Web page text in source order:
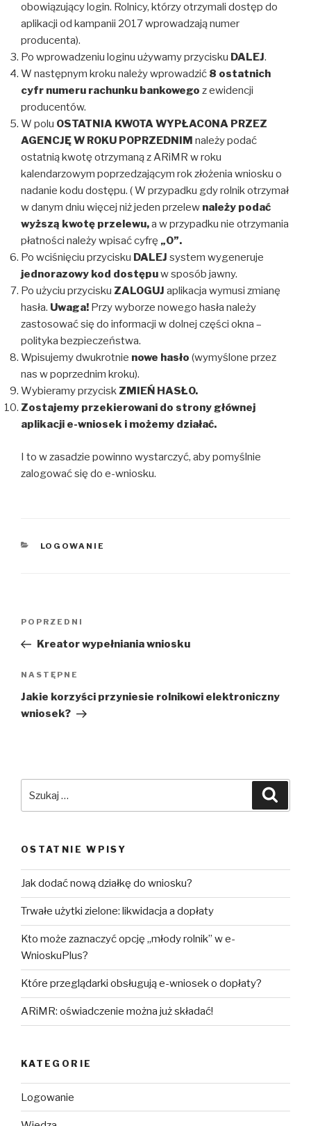
obowiązujący login. Rolnicy, którzy otrzymali dostęp do
aplikacji od kampanii 2017 wprowadzają numer
producenta).
Po wprowadzeniu loginu używamy przycisku DALEJ.
W następnym kroku należy wprowadzić 8 ostatnich
cyfr numeru rachunku bankowego z ewidencji
producentów.
W polu OSTATNIA KWOTA WYPŁACONA PRZEZ
AGENCJĘ W ROKU POPRZEDNIM należy podać
ostatnią kwotę otrzymaną z ARiMR w roku
kalendarzowym poprzedzającym rok złożenia wniosku o
nadanie kodu dostępu. ( W przypadku gdy rolnik otrzymał
w danym dniu więcej niż jeden przelew należy podać
wyższą kwotę przelewu,a w przypadku nie otrzymania
płatności należy wpisać cyfrę „0”.
Po wciśnięciu przycisku DALEJ system wygeneruje
jednorazowy kod dostępuw sposób jawny.
Po użyciu przycisku ZALOGUJ aplikacja wymusi zmianę
hasła. Uwaga! Przy wyborze nowego hasła należy
zastosować się do informacji w dolnej części okna –
polityka bezpieczeństwa.
Wpisujemy dwukrotnie nowe hasło (wymyślone przez
nas w poprzednim kroku).
Wybieramy przycisk ZMIEŃ HASŁO.
Zostajemy przekierowani do strony głównej
aplikacji e-wniosek i możemy działać.
I to w zasadzie powinno wystarczyć, aby pomyślnie
zalogować się do e-wniosku.
KATEGORIE
LOGOWANIE
Poprzedni
wpis
POPRZEDNI
Kreator wypełniania wniosku
Następny
wpis
NASTĘPNE
Jakie korzyści przyniesie rolnikowi elektroniczny
wniosek?
OSTATNIE WPISY
Jak dodać nową działkę do wniosku?
Trwałe użytki zielone: likwidacja a dopłaty
Kto może zaznaczyć opcję „młody rolnik” w e-
WnioskuPlus?
Które przeglądarki obsługują e-wniosek o dopłaty?
ARiMR: oświadczenie można już składać!
KATEGORIE
Logowanie